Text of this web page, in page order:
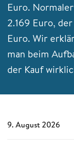
Euro.
2.169 Euro,
Euro. Wir
man beim
der Kauf
9. August 2026